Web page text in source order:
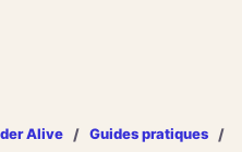
Alive / Guides pratiques
/